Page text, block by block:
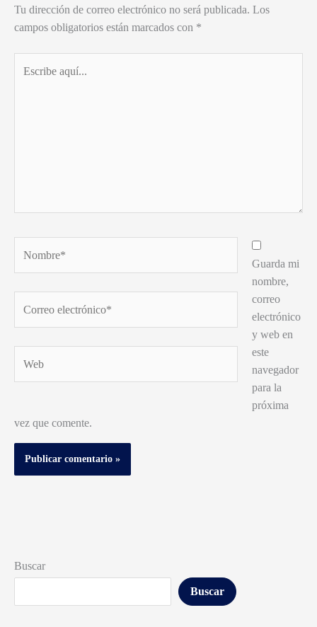
Tu dirección de correo electrónico no será publicada. Los
campos obligatorios están marcados con *
aquí...
electrónico*
Guarda mi
nombre,
correo
electrónico
y web en
este
navegador
para la
próxima
vez que comente.
Buscar
Buscar